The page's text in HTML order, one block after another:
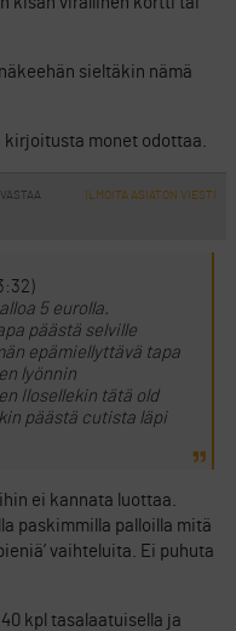
sieltäkin nämä
kirjoitusta monet odottaa.
VASTAA ILMOITA ASIATON VIESTI
5 eurolla.
päästä selville
epämiellyttävä tapa
lyönnin
Ilosellekin tätä old
päästä cutista läpi
ei kannata luottaa.
paskimmilla palloilla mitä
vaihteluita. Ei puhuta
kpl tasalaatuisella ja